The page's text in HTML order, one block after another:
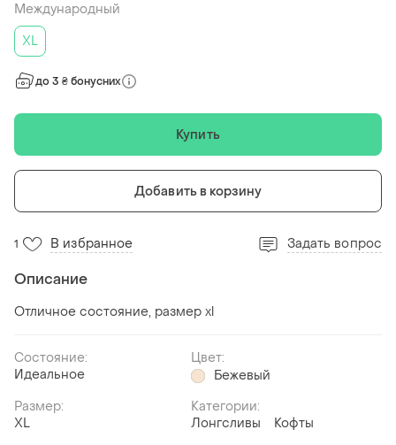
Международный
XL
до 3 ₴ бонусних
Купить
Добавить в корзину
1 В избранное Задать вопрос
Описание
Отличное состояние, размер xl
Состояние:
Идеальное
Цвет:
Бежевый
Размер:
XL
Категории:
Лонгсливы
Кофты